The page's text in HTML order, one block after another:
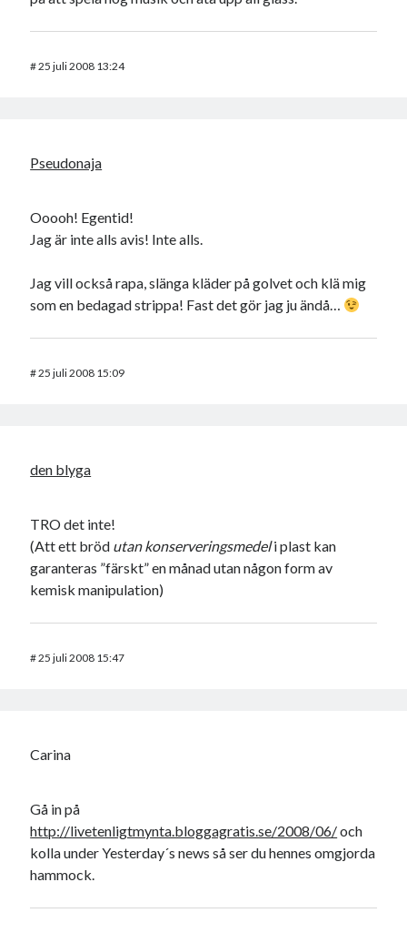
#25 juli 2008 13:24
Pseudonaja
Ooooh! Egentid!
Jag är inte alls avis! Inte alls.
Jag vill också rapa, slänga kläder på golvet och klä mig
som en bedagad strippa! Fast det gör jag ju ändå…
#25 juli 2008 15:09
den blyga
TRO det inte!
(Att ett bröd utan konserveringsmedeli plast kan
garanteras ”färskt” en månad utan någon form av
kemisk manipulation)
#25 juli 2008 15:47
Carina
Gå in på
http://livetenligtmynta.bloggagratis.se/2008/06/och
kolla under Yesterday´s news så ser du hennes omgjorda
hammock.